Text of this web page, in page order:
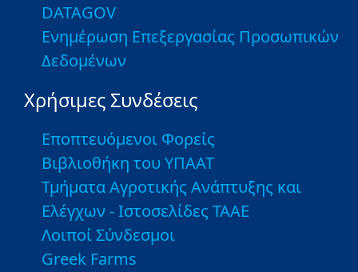
DATAGOV
Ενημέρωση Επεξεργασίας Προσωπικών
Δεδομένων
Χρήσιμες Συνδέσεις
Εποπτευόμενοι Φορείς
Βιβλιοθήκη του ΥΠΑΑΤ
Τμήματα Αγροτικής Ανάπτυξης και
Ελέγχων - Ιστοσελίδες ΤΑΑΕ
Λοιποί Σύνδεσμοι
Greek Farms